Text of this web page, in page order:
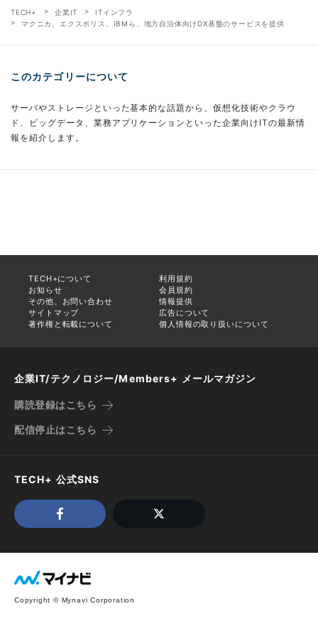
TECH+ 企業IT
ITインフラ
マクニカ、エクスポリス、IBMら、地方自治体向けDX基盤のサービスを提供
このカテゴリーについて
サーバやストレージといった基本的な話題から、仮想化技術やクラウ
ド、ビッグデータ、業務アプリケーションといった企業向けITの最新情
報を紹介します。
TECH+について
利用規約
お知らせ
会員規約
その他、お問い合わせ
情報提供
サイトマップ
広告について
著作権と転載について
個人情報の取り扱いについて
企業IT/テクノロジー/Members+ メールマガジン
購読登録はこちら
配信停止はこちら
TECH+ 公式SNS
Copyright © Mynavi Corporation